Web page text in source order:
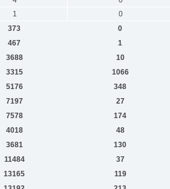
1 0
373 0
467 1
3688 10
3315 1066
5176 348
7197 27
7578 174
4018 48
3681 130
11484 37
13165 119